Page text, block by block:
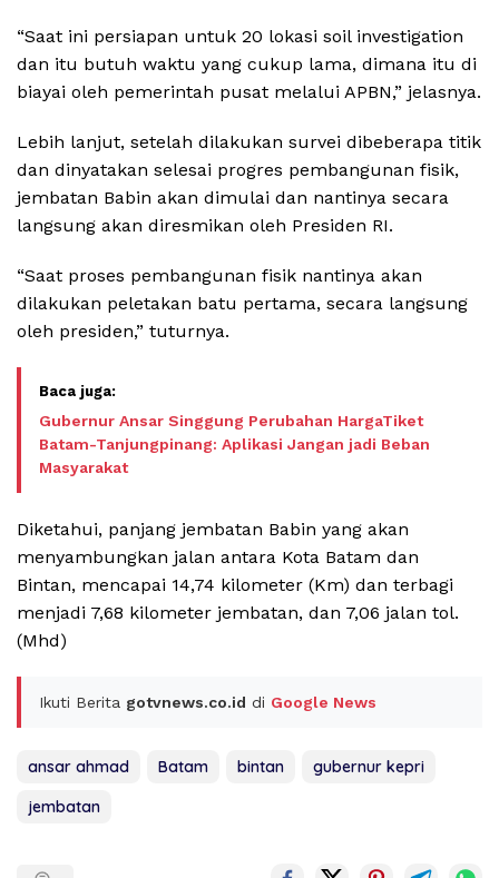
“Saat ini persiapan untuk 20 lokasi soil investigation
dan itu butuh waktu yang cukup lama, dimana itu di
biayai oleh pemerintah pusat melalui APBN,” jelasnya.
Lebih lanjut, setelah dilakukan survei dibeberapa titik
dan dinyatakan selesai progres pembangunan fisik,
jembatan Babin akan dimulai dan nantinya secara
langsung akan diresmikan oleh Presiden RI.
“Saat proses pembangunan fisik nantinya akan
dilakukan peletakan batu pertama, secara langsung
oleh presiden,” tuturnya.
Gubernur Ansar Singgung Perubahan HargaTiket
Batam-Tanjungpinang: Aplikasi Jangan jadi Beban
Masyarakat
Diketahui, panjang jembatan Babin yang akan
menyambungkan jalan antara Kota Batam dan
Bintan, mencapai 14,74 kilometer (Km) dan terbagi
menjadi 7,68 kilometer jembatan, dan 7,06 jalan tol.
(Mhd)
Ikuti Berita gotvnews.co.id di Google News
ansar ahmad Batam bintan
gubernur kepri
jembatan